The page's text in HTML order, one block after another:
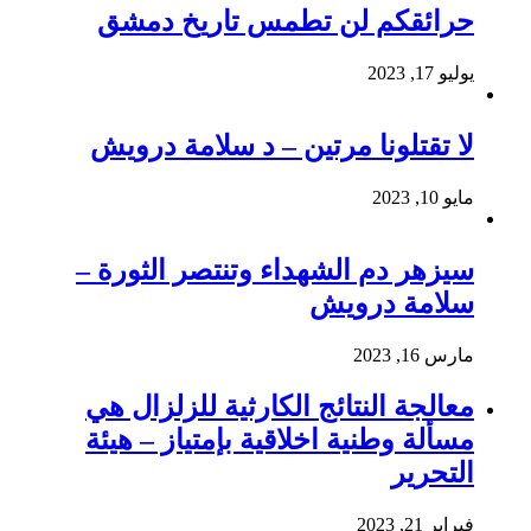
حرائقكم لن تطمس تاريخ دمشق
يوليو 17, 2023
لا تقتلونا مرتين – د سلامة درويش
مايو 10, 2023
سيزهر دم الشهداء وتنتصر الثورة –
سلامة درويش
مارس 16, 2023
معالجة النتائج الكارثية للزلزال هي
مسألة وطنية اخلاقية بإمتياز – هيئة
التحرير
فبراير 21, 2023